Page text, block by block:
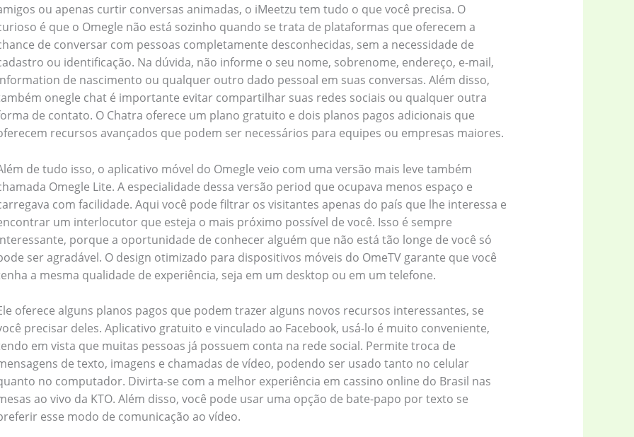
ou apenas curtir conversas animadas, o iMeetzu tem tudo o que você precisa. O
é que o Omegle não está sozinho quando se trata de plataformas que oferecem a
de conversar com pessoas completamente desconhecidas, sem a necessidade de
ou identificação. Na dúvida, não informe o seu nome, sobrenome, endereço, e-mail,
de nascimento ou qualquer outro dado pessoal em suas conversas. Além disso,
onegle chat é importante evitar compartilhar suas redes sociais ou qualquer outra
de contato. O Chatra oferece um plano gratuito e dois planos pagos adicionais que
recursos avançados que podem ser necessários para equipes ou empresas maiores.
de tudo isso, o aplicativo móvel do Omegle veio com uma versão mais leve também
Omegle Lite. A especialidade dessa versão period que ocupava menos espaço e
com facilidade. Aqui você pode filtrar os visitantes apenas do país que lhe interessa e
um interlocutor que esteja o mais próximo possível de você. Isso é sempre
porque a oportunidade de conhecer alguém que não está tão longe de você só
ser agradável. O design otimizado para dispositivos móveis do OmeTV garante que você
a mesma qualidade de experiência, seja em um desktop ou em um telefone.
oferece alguns planos pagos que podem trazer alguns novos recursos interessantes, se
precisar deles. Aplicativo gratuito e vinculado ao Facebook, usá-lo é muito conveniente,
em vista que muitas pessoas já possuem conta na rede social. Permite troca de
de texto, imagens e chamadas de vídeo, podendo ser usado tanto no celular
no computador. Divirta-se com a melhor experiência em cassino online do Brasil nas
ao vivo da KTO. Além disso, você pode usar uma opção de bate-papo por texto se
esse modo de comunicação ao vídeo.